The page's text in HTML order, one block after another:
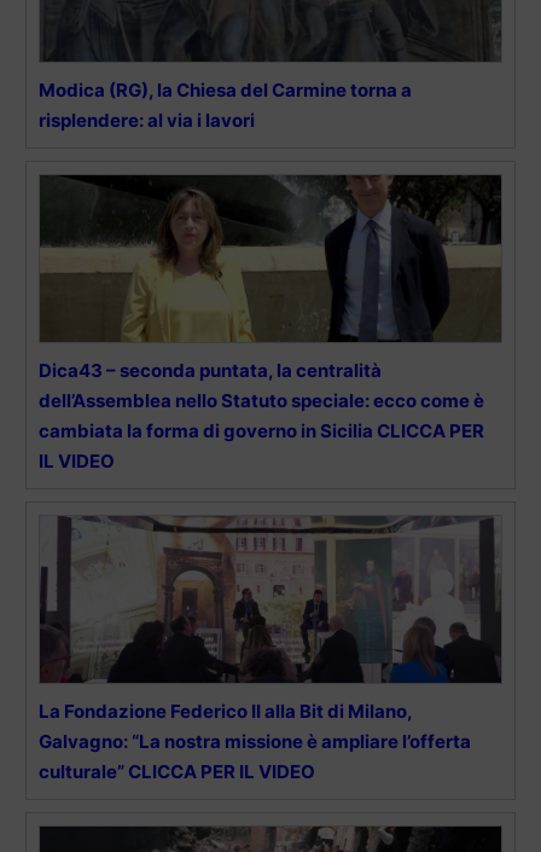
Modica (RG), la Chiesa del Carmine torna a
risplendere: al via i lavori
Dica43 – seconda puntata, la centralità
dell’Assemblea nello Statuto speciale: ecco come è
cambiata la forma di governo in Sicilia CLICCA PER
IL VIDEO
La Fondazione Federico II alla Bit di Milano,
Galvagno: “La nostra missione è ampliare l’offerta
culturale” CLICCA PER IL VIDEO